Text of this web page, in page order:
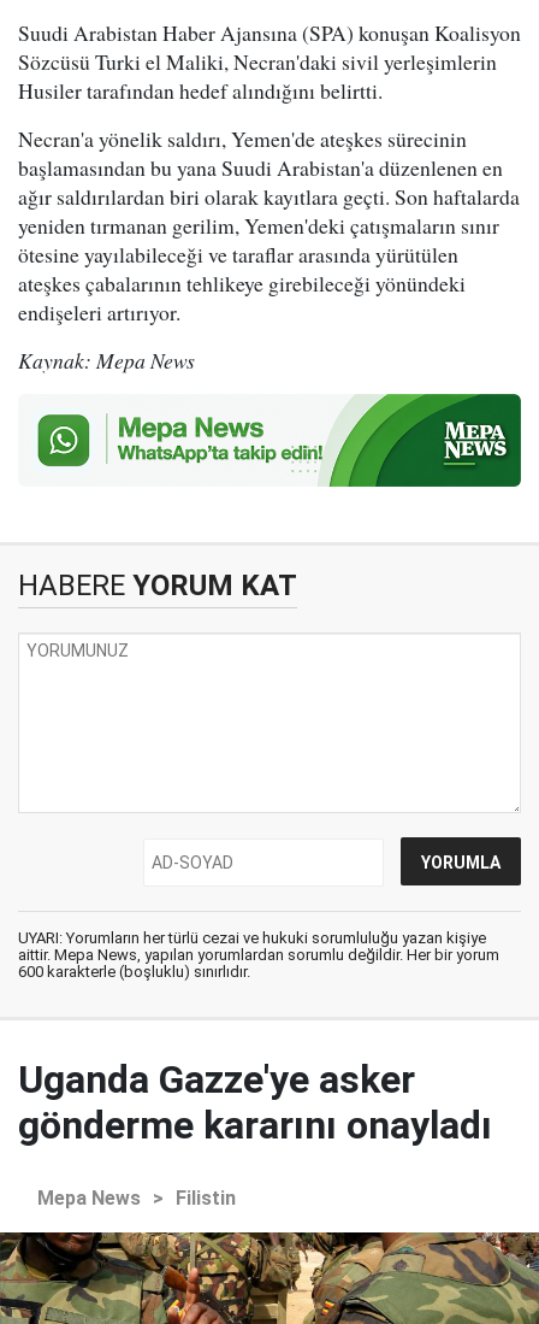
Suudi Arabistan Haber Ajansına (SPA) konuşan Koalisyon
Sözcüsü Turki el Maliki, Necran'daki sivil yerleşimlerin
Husiler tarafından hedef alındığını belirtti.
Necran'a yönelik saldırı, Yemen'de ateşkes sürecinin
başlamasından bu yana Suudi Arabistan'a düzenlenen en
ağır saldırılardan biri olarak kayıtlara geçti. Son haftalarda
yeniden tırmanan gerilim, Yemen'deki çatışmaların sınır
ötesine yayılabileceği ve taraflar arasında yürütülen
ateşkes çabalarının tehlikeye girebileceği yönündeki
endişeleri artırıyor.
Kaynak: Mepa News
HABERE YORUM KAT
UYARI: Yorumların her türlü cezai ve hukuki sorumluluğu yazan kişiye
aittir. Mepa News, yapılan yorumlardan sorumlu değildir. Her bir yorum
600 karakterle (boşluklu) sınırlıdır.
Uganda Gazze'ye asker
gönderme kararını onayladı
Mepa News > Filistin